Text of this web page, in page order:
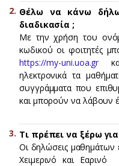
Θέλω να κάνω
διαδικασία ;
Με την χρήση του
κωδικού οι φοιτητές
https://my-uni.uoa.gr
ηλεκτρονικά τα
συγγράμματα που
και μπορούν να λάβουν
Τι πρέπει να ξέρω
Oι δηλώσεις μαθημάτων
Χειμερινό και